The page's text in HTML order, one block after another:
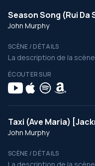
Season Song (Rui Da
John Murphy
SCÈNE / DÉTAILS
La description de la
ÉCOUTER SUR
Taxi (Ave Maria)
John Murphy
SCÈNE / DÉTAILS